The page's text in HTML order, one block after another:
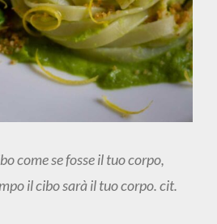
come se fosse il tuo corpo,
il cibo sarà il tuo corpo. cit.